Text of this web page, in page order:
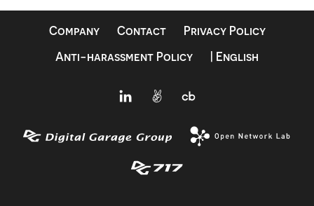
Company Contact
Privacy Policy
Anti-harassment Policy
| English